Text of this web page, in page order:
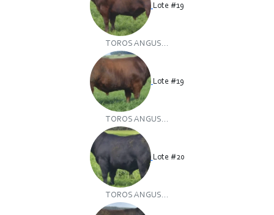
Lote #19
TOROS ANGUS...
Lote #19
TOROS ANGUS...
Lote #20
TOROS ANGUS...